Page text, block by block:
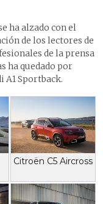
ha alzado con el
de los lectores de
de la prensa
ha quedado por
A1 Sportback.
Citroën C5 Aircross